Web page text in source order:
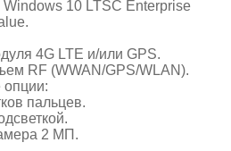
10 LTSC Enterprise
4G LTE и/или GPS.
RF (WWAN/GPS/WLAN).
опции:
пальцев.
2 МП.